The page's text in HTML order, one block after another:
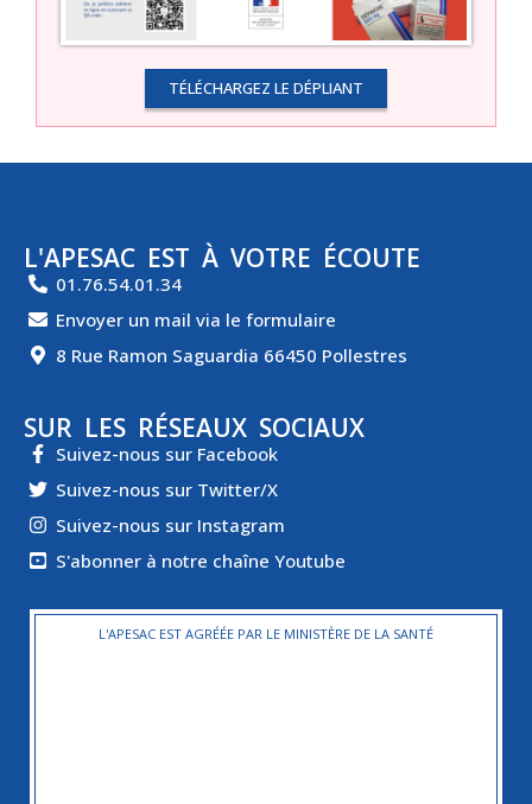
TÉLÉCHARGEZ LE DÉPLIANT
L'APESAC EST À VOTRE ÉCOUTE
01.76.54.01.34
Envoyer un mail via le formulaire
8 Rue Ramon Saguardia 66450 Pollestres
SUR LES RÉSEAUX SOCIAUX
Suivez-nous sur Facebook
Suivez-nous sur Twitter/X
Suivez-nous sur Instagram
S'abonner à notre chaîne Youtube
L'APESAC EST AGRÉÉE PAR LE MINISTÈRE DE LA SANTÉ